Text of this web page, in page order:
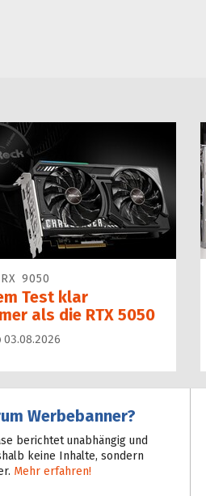
9050
Test klar
als die RTX 5050
03.08.2026
Werbebanner?
berichtet unabhängig und
keine Inhalte, sondern
Mehr erfahren!